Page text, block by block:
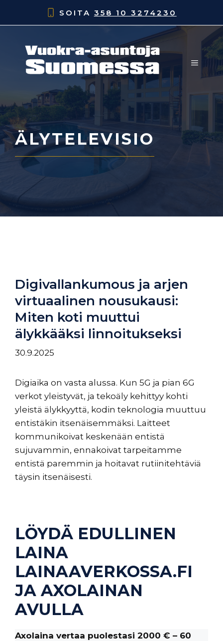
SOITA 358 10 3274230
ÄLYTELEVISIO
Digivallankumous ja arjen
virtuaalinen nousukausi:
Miten koti muuttui
älykkääksi linnoitukseksi
30.9.2025
Digiaika on vasta alussa. Kun 5G ja pian 6G
verkot yleistyvät, ja tekoäly kehittyy kohti
yleistä älykkyyttä, kodin teknologia muuttuu
entistäkin itsenäisemmäksi. Laitteet
kommunikoivat keskenään entistä
sujuvammin, ennakoivat tarpeitamme
entistä paremmin ja hoitavat rutiinitehtäviä
täysin itsenäisesti.
LÖYDÄ EDULLINEN
LAINA
LAINAAVERKOSSA.FI
JA AXOLAINAN
AVULLA
Axolaina vertaa puolestasi 2000 € – 60